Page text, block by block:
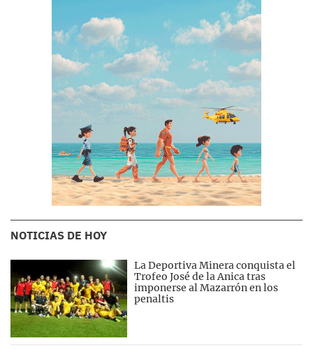
NOTICIAS DE HOY
La Deportiva Minera conquista el
Trofeo José de la Anica tras
imponerse al Mazarrón en los
penaltis